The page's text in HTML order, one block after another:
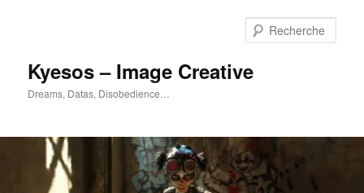
Kyesos – Image Creative
Dreams, Datas, Disobedience…